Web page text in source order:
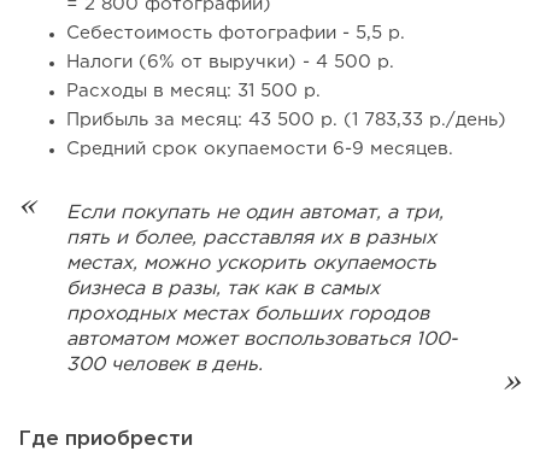
= 2 800 фотографий)
Cебестоимость фотографии - 5,5 р.
Налоги (6% от выручки) - 4 500 р.
Расходы в месяц: 31 500 р.
Прибыль за месяц: 43 500 р. (1 783,33 р./день)
Средний срок окупаемости 6-9 месяцев.
Если покупать не один автомат, а три,
пять и более, расставляя их в разных
местах, можно ускорить окупаемость
бизнеса в разы, так как в самых
проходных местах больших городов
автоматом может воспользоваться 100-
300 человек в день.
Где приобрести